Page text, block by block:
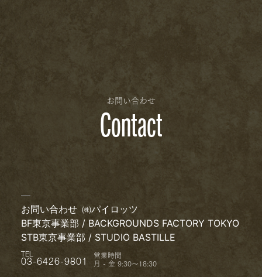
お問い合わせ
Contact
お問い合わせ ㈱パイロッツ
BF東京事業部 / BACKGROUNDS FACTORY TOKYO
STB東京事業部 / STUDIO BASTILLE
TEL
03-6426-9801
営業時間
月 - 金 9:30〜18:30